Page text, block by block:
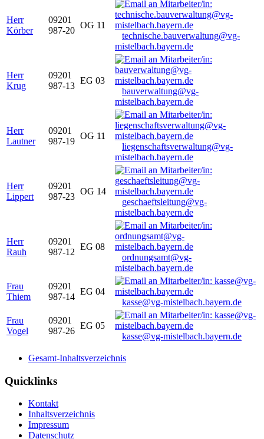
Herr
Körber
09201
987-20
OG 11
technische.bauverwaltung@vg-
mistelbach.bayern.de
Herr
Krug
09201
987-13
EG 03
bauverwaltung@vg-
mistelbach.bayern.de
Herr
Lautner
09201
987-19
OG 11
liegenschaftsverwaltung@vg-
mistelbach.bayern.de
Herr
Lippert
09201
987-23
OG 14
geschaeftsleitung@vg-
mistelbach.bayern.de
Herr
Rauh
09201
987-12
EG 08
ordnungsamt@vg-
mistelbach.bayern.de
Frau
Thiem
09201
987-14
EG 04
kasse@vg-mistelbach.bayern.de
Frau
Vogel
09201
987-26
EG 05
kasse@vg-mistelbach.bayern.de
Gesamt-Inhaltsverzeichnis
Quicklinks
Kontakt
Inhaltsverzeichnis
Impressum
Datenschutz